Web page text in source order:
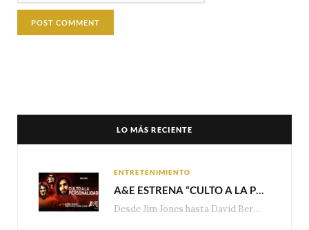
LO MÁS RECIENTE
ENTRETENIMIENTO
A&E ESTRENA “CULTO A LA PERSONALIDAD”,LA SERIE SOBRE LOS LÍDERES DE SECTA MÁS SINIESTROS DE LA HISTORIA
Desde Jim Jones hasta David Berg, la producción recorre en seis episodios cómo el carisma,…